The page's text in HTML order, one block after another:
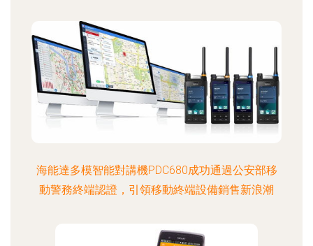
海能達多模智能對講機PDC680成功通過公安部移
動警務終端認證，引領移動終端設備銷售新浪潮